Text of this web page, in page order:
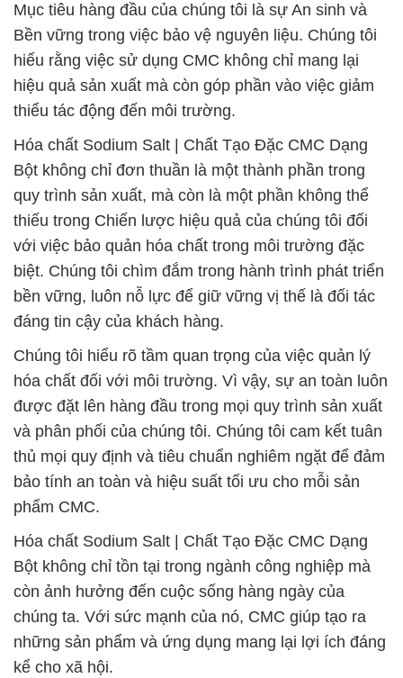
Mục tiêu hàng đầu của chúng tôi là sự An sinh và
Bền vững trong việc bảo vệ nguyên liệu. Chúng tôi
hiểu rằng việc sử dụng CMC không chỉ mang lại
hiệu quả sản xuất mà còn góp phần vào việc giảm
thiểu tác động đến môi trường.
Hóa chất Sodium Salt | Chất Tạo Đặc CMC Dạng
Bột không chỉ đơn thuần là một thành phần trong
quy trình sản xuất, mà còn là một phần không thể
thiếu trong Chiến lược hiệu quả của chúng tôi đối
với việc bảo quản hóa chất trong môi trường đặc
biệt. Chúng tôi chìm đắm trong hành trình phát triển
bền vững, luôn nỗ lực để giữ vững vị thế là đối tác
đáng tin cậy của khách hàng.
Chúng tôi hiểu rõ tầm quan trọng của việc quản lý
hóa chất đối với môi trường. Vì vậy, sự an toàn luôn
được đặt lên hàng đầu trong mọi quy trình sản xuất
và phân phối của chúng tôi. Chúng tôi cam kết tuân
thủ mọi quy định và tiêu chuẩn nghiêm ngặt để đảm
bảo tính an toàn và hiệu suất tối ưu cho mỗi sản
phẩm CMC.
Hóa chất Sodium Salt | Chất Tạo Đặc CMC Dạng
Bột không chỉ tồn tại trong ngành công nghiệp mà
còn ảnh hưởng đến cuộc sống hàng ngày của
chúng ta. Với sức mạnh của nó, CMC giúp tạo ra
những sản phẩm và ứng dụng mang lại lợi ích đáng
kể cho xã hội.